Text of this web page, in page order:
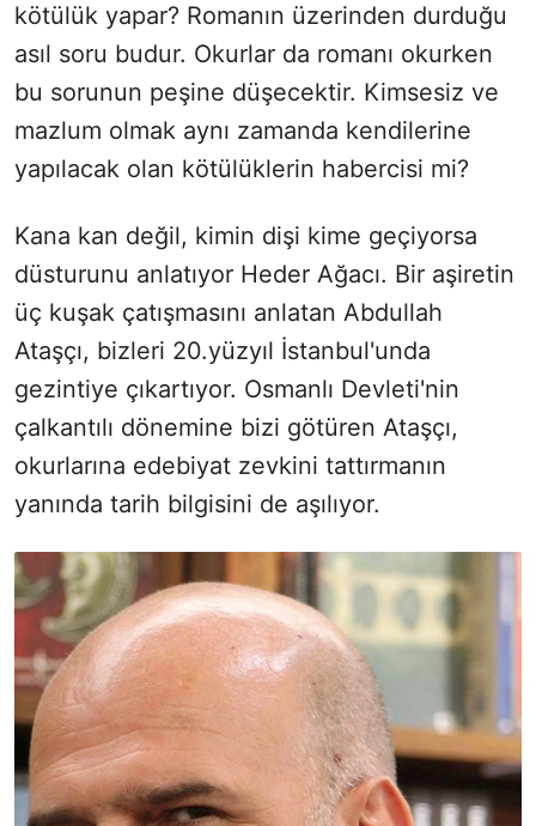
kötülük yapar? Romanın üzerinden durduğu
asıl soru budur. Okurlar da romanı okurken
bu sorunun peşine düşecektir. Kimsesiz ve
mazlum olmak aynı zamanda kendilerine
yapılacak olan kötülüklerin habercisi mi?
Kana kan değil, kimin dişi kime geçiyorsa
düsturunu anlatıyor Heder Ağacı. Bir aşiretin
üç kuşak çatışmasını anlatan Abdullah
Ataşçı, bizleri 20.yüzyıl İstanbul'unda
gezintiye çıkartıyor. Osmanlı Devleti'nin
çalkantılı dönemine bizi götüren Ataşçı,
okurlarına edebiyat zevkini tattırmanın
yanında tarih bilgisini de aşılıyor.